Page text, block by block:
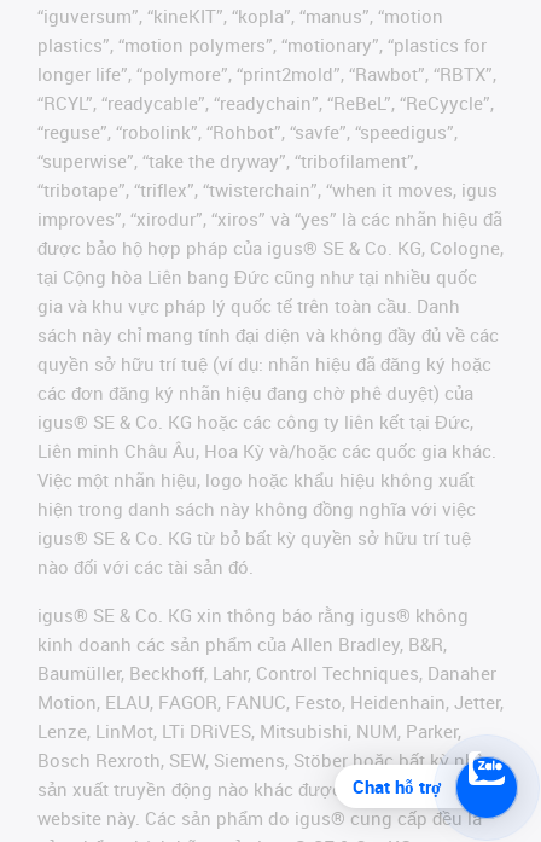
“iguversum”, “kineKIT”, “kopla”, “manus”, “motion
plastics”, “motion polymers”, “motionary”, “plastics for
longer life”, “polymore”, “print2mold”, “Rawbot”, “RBTX”,
“RCYL”, “readycable”, “readychain”, “ReBeL”, “ReCyycle”,
“reguse”, “robolink”, “Rohbot”, “savfe”, “speedigus”,
“superwise”, “take the dryway”, “tribofilament”,
“tribotape”, “triflex”, “twisterchain”, “when it moves, igus
improves”, “xirodur”, “xiros” và “yes” là các nhãn hiệu đã
được bảo hộ hợp pháp của igus® SE & Co. KG, Cologne,
tại Cộng hòa Liên bang Đức cũng như tại nhiều quốc
gia và khu vực pháp lý quốc tế trên toàn cầu. Danh
sách này chỉ mang tính đại diện và không đầy đủ về các
quyền sở hữu trí tuệ (ví dụ: nhãn hiệu đã đăng ký hoặc
các đơn đăng ký nhãn hiệu đang chờ phê duyệt) của
igus® SE & Co. KG hoặc các công ty liên kết tại Đức,
Liên minh Châu Âu, Hoa Kỳ và/hoặc các quốc gia khác.
Việc một nhãn hiệu, logo hoặc khẩu hiệu không xuất
hiện trong danh sách này không đồng nghĩa với việc
igus® SE & Co. KG từ bỏ bất kỳ quyền sở hữu trí tuệ
nào đối với các tài sản đó.
igus® SE & Co. KG xin thông báo rằng igus® không
kinh doanh các sản phẩm của Allen Bradley, B&R,
Baumüller, Beckhoff, Lahr, Control Techniques, Danaher
Motion, ELAU, FAGOR, FANUC, Festo, Heidenhain, Jetter,
Lenze, LinMot, LTi DRiVES, Mitsubishi, NUM, Parker,
Bosch Rexroth, SEW, Siemens, Stöber hoặc bất kỳ nhà
sản xuất truyền động nào khác được đề cập trên
website này. Các sản phẩm do igus® cung cấp đều là
Chat hỗ trợ